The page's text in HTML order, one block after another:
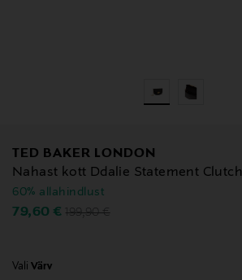
TED BAKER LONDON
Nahast kott Ddalie Statement Clutch
60% allahindlust
Discounted Price
79,60 € Original Price
199,90 €
Vali Värv